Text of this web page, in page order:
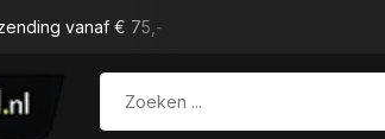
vanaf € 75,-